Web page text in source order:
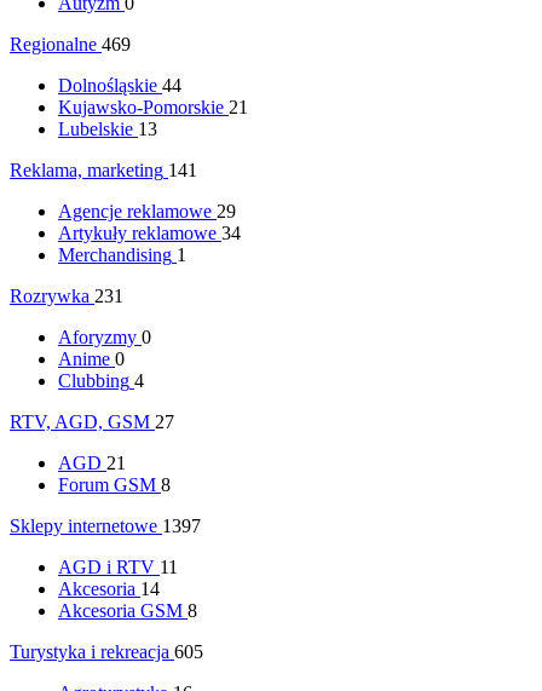
Regionalne 469
Dolnośląskie 44
Kujawsko-Pomorskie 21
Lubelskie 13
Reklama, marketing 141
Agencje reklamowe 29
Artykuły reklamowe 34
Merchandising 1
Rozrywka 231
Aforyzmy 0
Anime 0
Clubbing 4
RTV, AGD, GSM 27
AGD 21
Forum GSM 8
Sklepy internetowe 1397
AGD i RTV 11
Akcesoria 14
Akcesoria GSM 8
Turystyka i rekreacja 605